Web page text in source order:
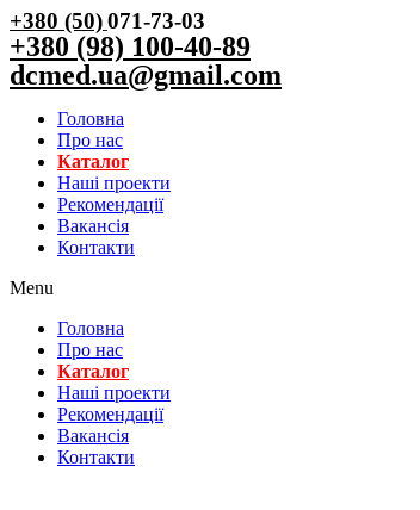
+380 (50)071-73-03
+380 (98) 100-40-89
dcmed.ua@gmail.com
Головна
Про нас
Каталог
Нашi проекти
Рекомендації
Вакансiя
Контакти
Menu
Головна
Про нас
Каталог
Нашi проекти
Рекомендації
Вакансiя
Контакти